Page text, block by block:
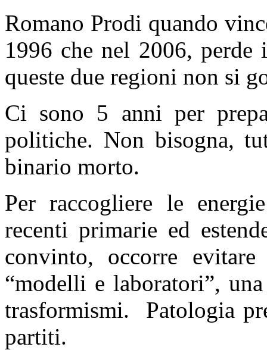
Romano Prodi quando
1996 che nel 2006,
queste due regioni non si
Ci sono 5 anni per
politiche. Non bisogna,
binario morto.
Per raccogliere le
recenti primarie ed
convinto, occorre
“modelli e laboratori”,
trasformismi. Patologia
partiti.